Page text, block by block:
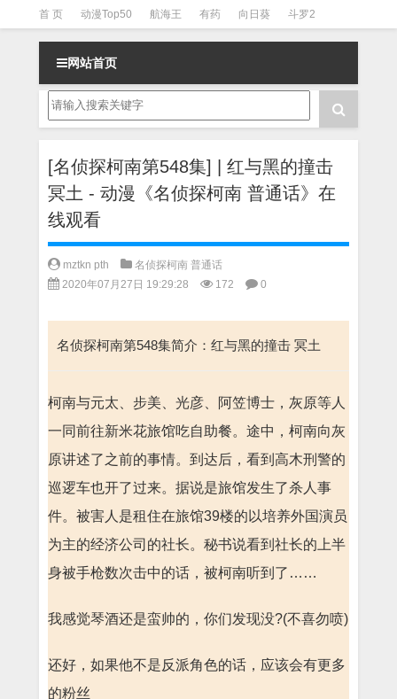
首 页 动漫Top50 航海王 有药 向日葵 斗罗2
斗罗3 火影 一拳超人 柯南 阴阳师 节目清单
网站首页
[名侦探柯南第548集] | 红与黑的撞击
冥土 - 动漫《名侦探柯南 普通话》在
线观看
mztkn pth
名侦探柯南 普通话
2020年07月27日 19:29:28
172 0
名侦探柯南第548集简介：红与黑的撞击 冥土
柯南与元太、步美、光彦、阿笠博士，灰原等人
一同前往新米花旅馆吃自助餐。途中，柯南向灰
原讲述了之前的事情。到达后，看到高木刑警的
巡逻车也开了过来。据说是旅馆发生了杀人事
件。被害人是租住在旅馆39楼的以培养外国演员
为主的经济公司的社长。秘书说看到社长的上半
身被手枪数次击中的话，被柯南听到了……
我感觉琴酒还是蛮帅的，你们发现没?(不喜勿喷)
还好，如果他不是反派角色的话，应该会有更多
的粉丝